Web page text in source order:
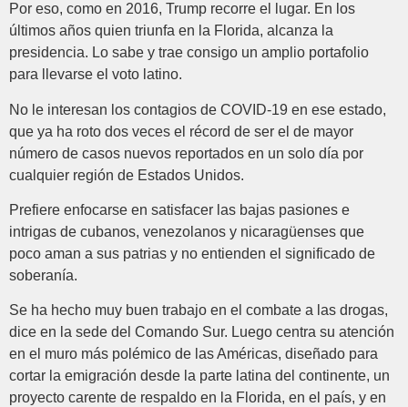
Por eso, como en 2016, Trump recorre el lugar. En los
últimos años quien triunfa en la Florida, alcanza la
presidencia. Lo sabe y trae consigo un amplio portafolio
para llevarse el voto latino.
No le interesan los contagios de COVID-19 en ese estado,
que ya ha roto dos veces el récord de ser el de mayor
número de casos nuevos reportados en un solo día por
cualquier región de Estados Unidos.
Prefiere enfocarse en satisfacer las bajas pasiones e
intrigas de cubanos, venezolanos y nicaragüenses que
poco aman a sus patrias y no entienden el significado de
soberanía.
Se ha hecho muy buen trabajo en el combate a las drogas,
dice en la sede del Comando Sur. Luego centra su atención
en el muro más polémico de las Américas, diseñado para
cortar la emigración desde la parte latina del continente, un
proyecto carente de respaldo en la Florida, en el país, y en